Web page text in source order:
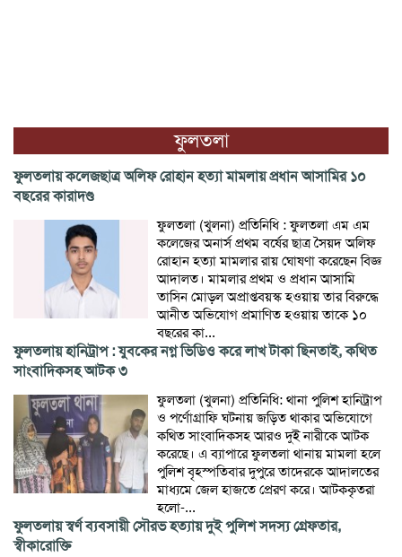
ফুলতলা
ফুলতলায় কলেজছাত্র অলিফ রোহান হত্যা মামলায় প্রধান আসামির ১০
বছরের কারাদণ্ড
ফুলতলা (খুলনা) প্রতিনিধি : ফুলতলা এম এম
কলেজের অনার্স প্রথম বর্ষের ছাত্র সৈয়দ অলিফ
রোহান হত্যা মামলার রায় ঘোষণা করেছেন বিজ্ঞ
আদালত। মামলার প্রথম ও প্রধান আসামি
তাসিন মোড়ল অপ্রাপ্তবয়স্ক হওয়ায় তার বিরুদ্ধে
আনীত অভিযোগ প্রমাণিত হওয়ায় তাকে ১০
বছরের কা...
ফুলতলায় হানিট্রাপ : যুবকের নগ্ন ভিডিও করে লাখ টাকা ছিনতাই, কথিত
সাংবাদিকসহ আটক ৩
ফুলতলা (খুলনা) প্রতিনিধি: থানা পুলিশ হানিট্রাপ
ও পর্ণোগ্রাফি ঘটনায় জড়িত থাকার অভিযোগে
কথিত সাংবাদিকসহ আরও দুই নারীকে আটক
করেছে। এ ব্যাপারে ফুলতলা থানায় মামলা হলে
পুলিশ বৃহস্পতিবার দুপুরে তাদেরকে আদালতের
মাধ্যমে জেল হাজতে প্রেরণ করে। আটককৃতরা
হলো-...
ফুলতলায় স্বর্ণ ব্যবসায়ী সৌরভ হত্যায় দুই পুলিশ সদস্য গ্রেফতার,
স্বীকারোক্তি